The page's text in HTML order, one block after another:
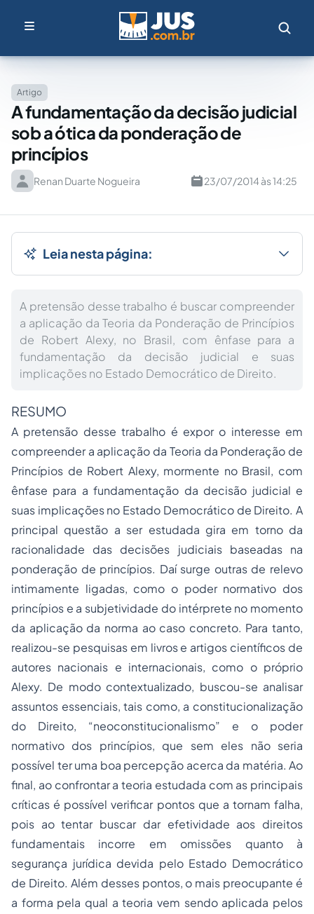
Artigo
A fundamentação da decisão judicial
sob a ótica da ponderação de
princípios
Renan Duarte Nogueira 23/07/2014 às 14:25
Leia nesta página:
A pretensão desse trabalho é buscar compreender
a aplicação da Teoria da Ponderação de Princípios
de Robert Alexy, no Brasil, com ênfase para a
fundamentação da decisão judicial e suas
implicações no Estado Democrático de Direito.
RESUMO
A pretensão desse trabalho é expor o interesse em
compreender a aplicação da Teoria da Ponderação de
Princípios de Robert Alexy, mormente no Brasil, com
ênfase para a fundamentação da decisão judicial e
suas implicações no Estado Democrático de Direito. A
principal questão a ser estudada gira em torno da
racionalidade das decisões judiciais baseadas na
ponderação de princípios. Daí surge outras de relevo
intimamente ligadas, como o poder normativo dos
princípios e a subjetividade do intérprete no momento
da aplicação da norma ao caso concreto. Para tanto,
realizou-se pesquisas em livros e artigos científicos de
autores nacionais e internacionais, como o próprio
Alexy. De modo contextualizado, buscou-se analisar
assuntos essenciais, tais como, a constitucionalização
do Direito, “neoconstitucionalismo” e o poder
normativo dos princípios, que sem eles não seria
possível ter uma boa percepção acerca da matéria. Ao
final, ao confrontar a teoria estudada com as principais
críticas é possível verificar pontos que a tornam falha,
pois ao tentar buscar dar efetividade aos direitos
fundamentais incorre em omissões quanto à
segurança jurídica devida pelo Estado Democrático
de Direito. Além desses pontos, o mais preocupante é
a forma pela qual a teoria vem sendo aplicada pelos